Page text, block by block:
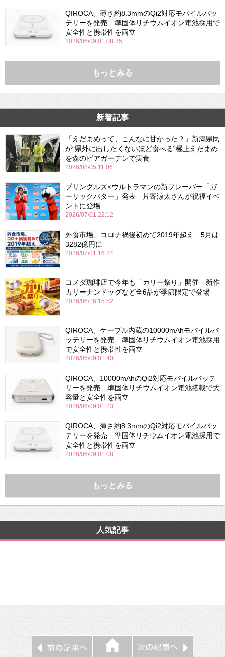
QIROCA、薄さ約8.3mmのQi2対応モバイルバッ
テリーを発売 準固体リチウムイオン電池採用で
安全性と携帯性を両立
2026/06/09 01:08:35
もっとみる
新着記事
「えだまめって、こんなに甘かった？」新潟県民
が“県外に出したくないほど食べる”極上えだまめ
を森のビアガーデンで実食
2026/08/05 11:06
プリングルズ×ウルトラマンの新フレーバー「ガ
ーリックバター」発表 片寄涼太さんが祝福イベ
ントに登場
2026/07/01 22:12
外食市場、コロナ禍後初めて2019年超え 5月は
3282億円に
2026/07/01 16:24
コメダ珈琲店で今年も「カリー祭り」開催 新作
カリーナンドッグなど全6品が季節限定で登場
2026/06/16 15:52
QIROCA、ケーブル内蔵の10000mAhモバイルバ
ッテリーを発売 準固体リチウムイオン電池採用
で安全性と携帯性を両立
2026/06/09 01:40
QIROCA、10000mAhのQi2対応モバイルバッテ
リーを発売 準固体リチウムイオン電池搭載で大
容量と安全性を両立
2026/06/09 01:23
QIROCA、薄さ約8.3mmのQi2対応モバイルバッ
テリーを発売 準固体リチウムイオン電池採用で
安全性と携帯性を両立
2026/06/09 01:08
もっとみる
人気記事